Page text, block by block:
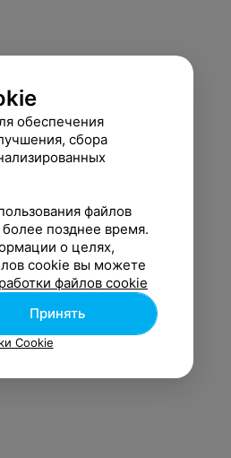
обеспечения
сбора
файлов
позднее время.
о целях,
cookie вы можете
файлов cookie
Принять
Cookie